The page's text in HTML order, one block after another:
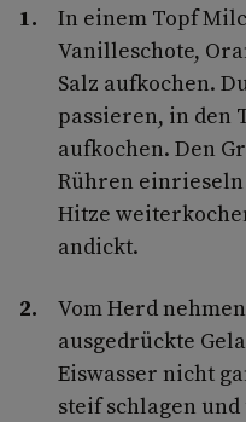
In einem Topf
Vanilleschote,
Salz aufkochen.
passieren, in den
aufkochen. Den
Rühren einrieseln
Hitze
andickt.
Vom Herd
ausgedrückte
Eiswasser nicht
steif schlagen